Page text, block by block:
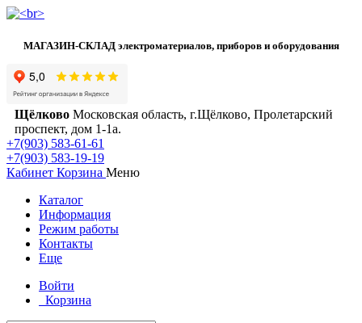
МАГАЗИН-СКЛАД электроматериалов, приборов и оборудования
Щёлково Московская область, г.Щёлково, Пролетарский
проспект, дом 1‑1а.
+7(903) 583-61-61
+7(903) 583-19-19
Кабинет Корзина Меню
Каталог
Информация
Режим работы
Контакты
Еще
Войти
Корзина